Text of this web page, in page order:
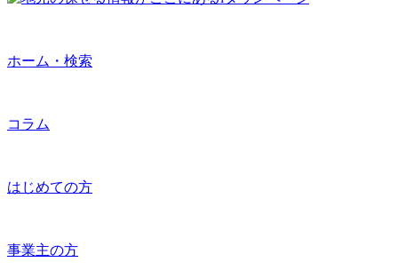
ホーム・検索
コラム
はじめての方
事業主の方